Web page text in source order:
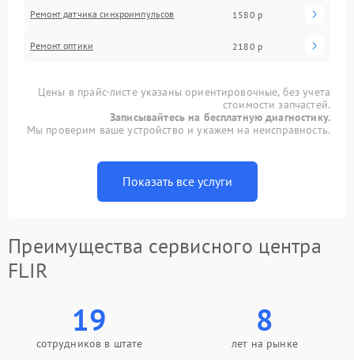
Ремонт датчика синхроимпульсов 1580 р
Ремонт оптики 2180 р
Цены в прайс-листе указаны ориентировочные, без учета
стоимости запчастей.
Записывайтесь на бесплатную диагностику.
Мы проверим ваше устройство и укажем на неисправность.
Показать все услуги
Преимущества сервисного центра
FLIR
19
сотрудников в штате
8
лет на рынке